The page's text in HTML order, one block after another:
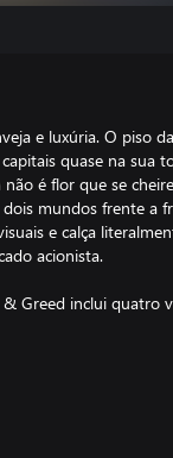
e luxúria. O piso
quase na sua
é flor que se
mundos frente a
e calça
acionista.
Greed inclui quatro